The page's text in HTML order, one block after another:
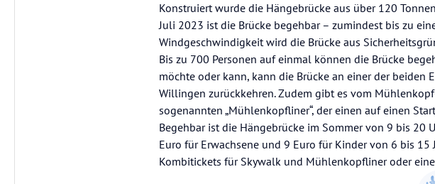
Konstruiert wurde die Hängebrücke aus über 120
Juli 2023 ist die Brücke begehbar – zumindest bis zu
Windgeschwindigkeit wird die Brücke aus
Bis zu 700 Personen auf einmal können die Brücke
möchte oder kann, kann die Brücke an einer der beiden
Willingen zurückkehren. Zudem gibt es vom
sogenannten „Mühlenkopfliner“, der einen auf einen
Begehbar ist die Hängebrücke im Sommer von 9 bis 20
Euro für Erwachsene und 9 Euro für Kinder von 6 bis
Kombitickets für Skywalk und Mühlenkopfliner oder